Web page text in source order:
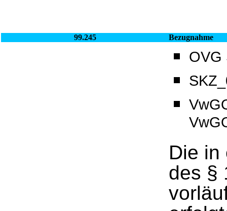
99.245 Bezugnahme
OVG
Die in
des §